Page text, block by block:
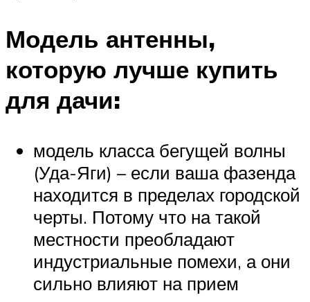
Модель антенны,
которую лучше купить
для дачи:
модель класса бегущей волны
(Уда-Яги) – если ваша фазенда
находится в пределах городской
черты. Потому что на такой
местности преобладают
индустриальные помехи, а они
сильно влияют на прием